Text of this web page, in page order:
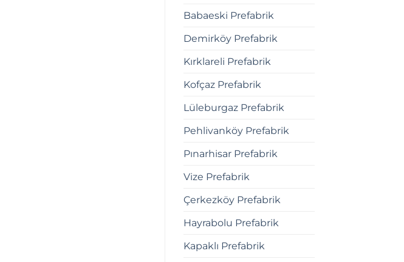
Babaeski Prefabrik
Demirköy Prefabrik
Kırklareli Prefabrik
Kofçaz Prefabrik
Lüleburgaz Prefabrik
Pehlivanköy Prefabrik
Pınarhisar Prefabrik
Vize Prefabrik
Çerkezköy Prefabrik
Hayrabolu Prefabrik
Kapaklı Prefabrik